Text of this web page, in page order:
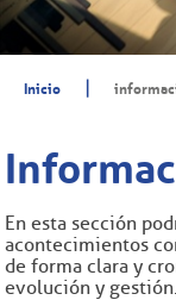
Inicio |
En esta sección
acontecimientos
de forma clara y
evolución y gestión.